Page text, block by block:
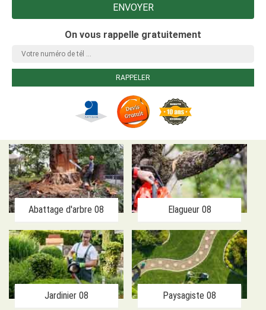
On vous rappelle gratuitement
Abattage d'arbre 08 Elagueur 08
Jardinier 08 Paysagiste 08